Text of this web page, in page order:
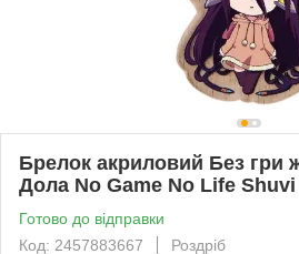
Брелок акриловий Без гри
Дола No Game No Life
Готово до відправки
Код: 2457883667
Роздріб